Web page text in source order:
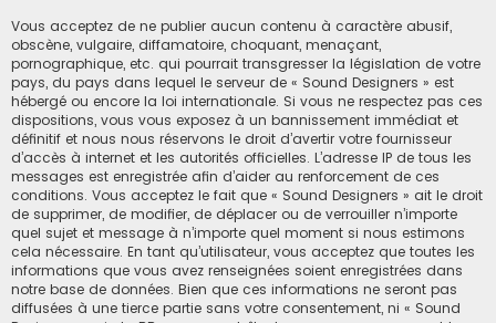
Vous acceptez de ne publier aucun contenu à caractère abusif,
obscène, vulgaire, diffamatoire, choquant, menaçant,
pornographique, etc. qui pourrait transgresser la législation de votre
pays, du pays dans lequel le serveur de « Sound Designers » est
hébergé ou encore la loi internationale. Si vous ne respectez pas ces
dispositions, vous vous exposez à un bannissement immédiat et
définitif et nous nous réservons le droit d’avertir votre fournisseur
d’accès à internet et les autorités officielles. L’adresse IP de tous les
messages est enregistrée afin d’aider au renforcement de ces
conditions. Vous acceptez le fait que « Sound Designers » ait le droit
de supprimer, de modifier, de déplacer ou de verrouiller n’importe
quel sujet et message à n’importe quel moment si nous estimons
cela nécessaire. En tant qu’utilisateur, vous acceptez que toutes les
informations que vous avez renseignées soient enregistrées dans
notre base de données. Bien que ces informations ne seront pas
diffusées à une tierce partie sans votre consentement, ni « Sound